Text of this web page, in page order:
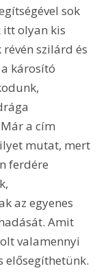
sok
olyan kis
szilárd és
károsító
a cím
mutat, mert
ferdére
az egyenes
Amit
valamennyi
elősegíthetünk.